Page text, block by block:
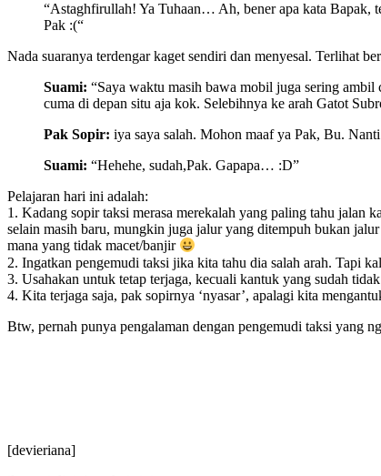
“Astaghfirullah! Ya Tuhaan… Ah, bener apa kata Bapak,
Pak :(“
Nada suaranya terdengar kaget sendiri dan menyesal. Terlihat
Suami: “Saya waktu masih bawa mobil juga sering
cuma di depan situ aja kok. Selebihnya ke arah Gatot
Pak Sopir: iya saya salah. Mohon maaf ya Pak, Bu.
Suami: “Hehehe, sudah,Pak. Gapapa… :D”
Pelajaran hari ini adalah:
1. Kadang sopir taksi merasa merekalah yang paling tahu jalan
selain masih baru, mungkin juga jalur yang ditempuh bukan
mana yang tidak macet/banjir
2. Ingatkan pengemudi taksi jika kita tahu dia salah arah. Tapi
3. Usahakan untuk tetap terjaga, kecuali kantuk yang sudah
4. Kita terjaga saja, pak sopirnya ‘nyasar’, apalagi kita
Btw, pernah punya pengalaman dengan pengemudi taksi yang
[devieriana]